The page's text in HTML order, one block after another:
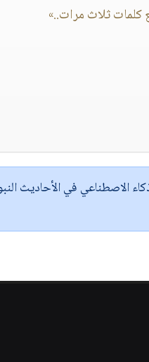
ثلاث مرات..»
الاصطناعي في الأحاديث